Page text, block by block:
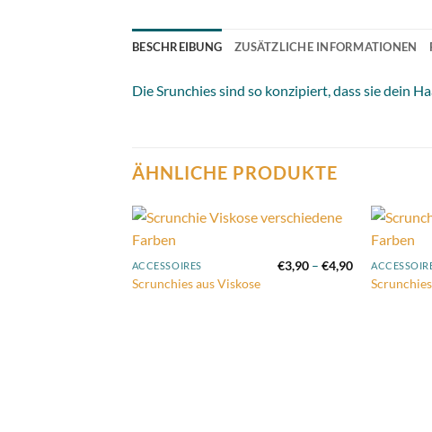
BESCHREIBUNG ZUSÄTZLICHE INFORMATIONEN
Die Srunchies sind so konzipiert, dass sie dein
ÄHNLICHE PRODUKTE
wishlist
ACCESSOIRES
Scrunchies aus Viskose
€3,90 –€4,90Preisspanne:
€3,90